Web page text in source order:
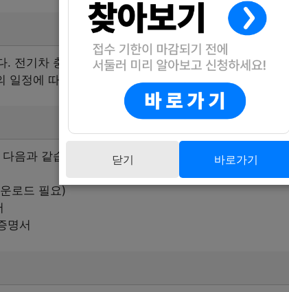
. 전기차 충전인프라 안전시설 지원사업은 2025년 7
일정에 따라 신청기간은 변경될 수 있습니다.
음과 같습니다.
로드 필요)
명서
닫기 바로가기